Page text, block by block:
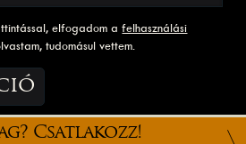
elfogadom afelhasználási
tudomásul vettem.
Csatlakozz!